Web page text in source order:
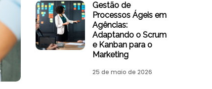
Gestão de
Processos Ágeis em
Agências:
Adaptando o Scrum
e Kanban para o
Marketing
25 de maio de 2026